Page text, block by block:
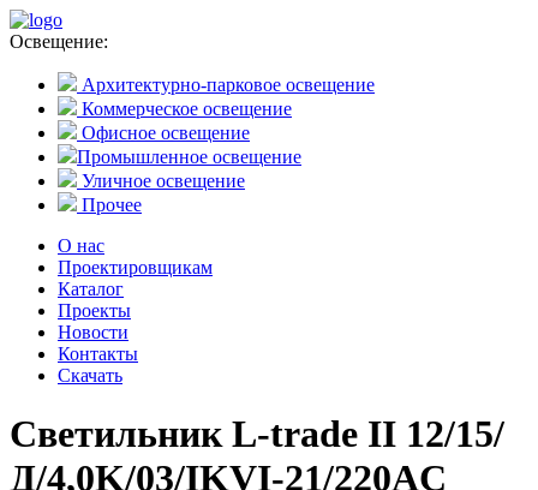
Освещение:
Архитектурно-парковое освещение
Коммерческое освещение
Офисное освещение
Промышленное освещение
Уличное освещение
Прочее
О нас
Проектировщикам
Каталог
Проекты
Новости
Контакты
Скачать
Светильник L-trade II 12/15/
Д/4,0K/03/IKVI-21/220AC